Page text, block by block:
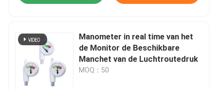
Manometer in real time van het
de Monitor de Beschikbare
Manchet van de Luchtroutedruk
MOQ：50